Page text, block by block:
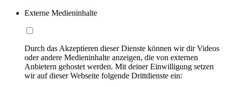
Externe Medieninhalte
Durch das Akzeptieren dieser Dienste können wir dir Videos
oder andere Medieninhalte anzeigen, die von externen
Anbietern gehostet werden. Mit deiner Einwilligung setzen
wir auf dieser Webseite folgende Drittdienste ein: